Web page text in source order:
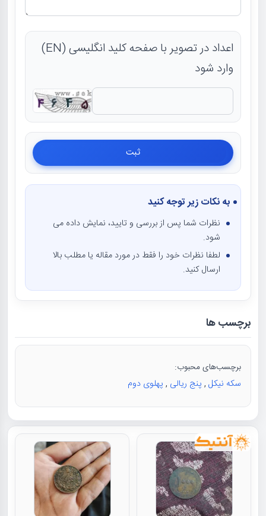
اعداد در تصویر با صفحه کلید انگلیسی (EN)
وارد شود
به نکات زیر توجه کنید
نظرات شما پس از بررسی و تایید، نمایش داده می
شود.
لطفا نظرات خود را فقط در مورد مقاله یا مطلب بالا
ارسال کنید.
برچسب ها
برچسب‌های محبوب:
سکه نیکل , پنج ریالی , پهلوی دوم